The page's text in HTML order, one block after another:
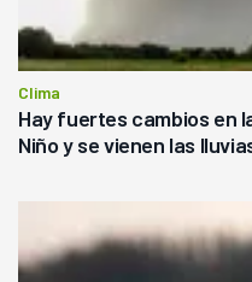
Clima
Hay fuertes cambios en
Niño y se vienen las